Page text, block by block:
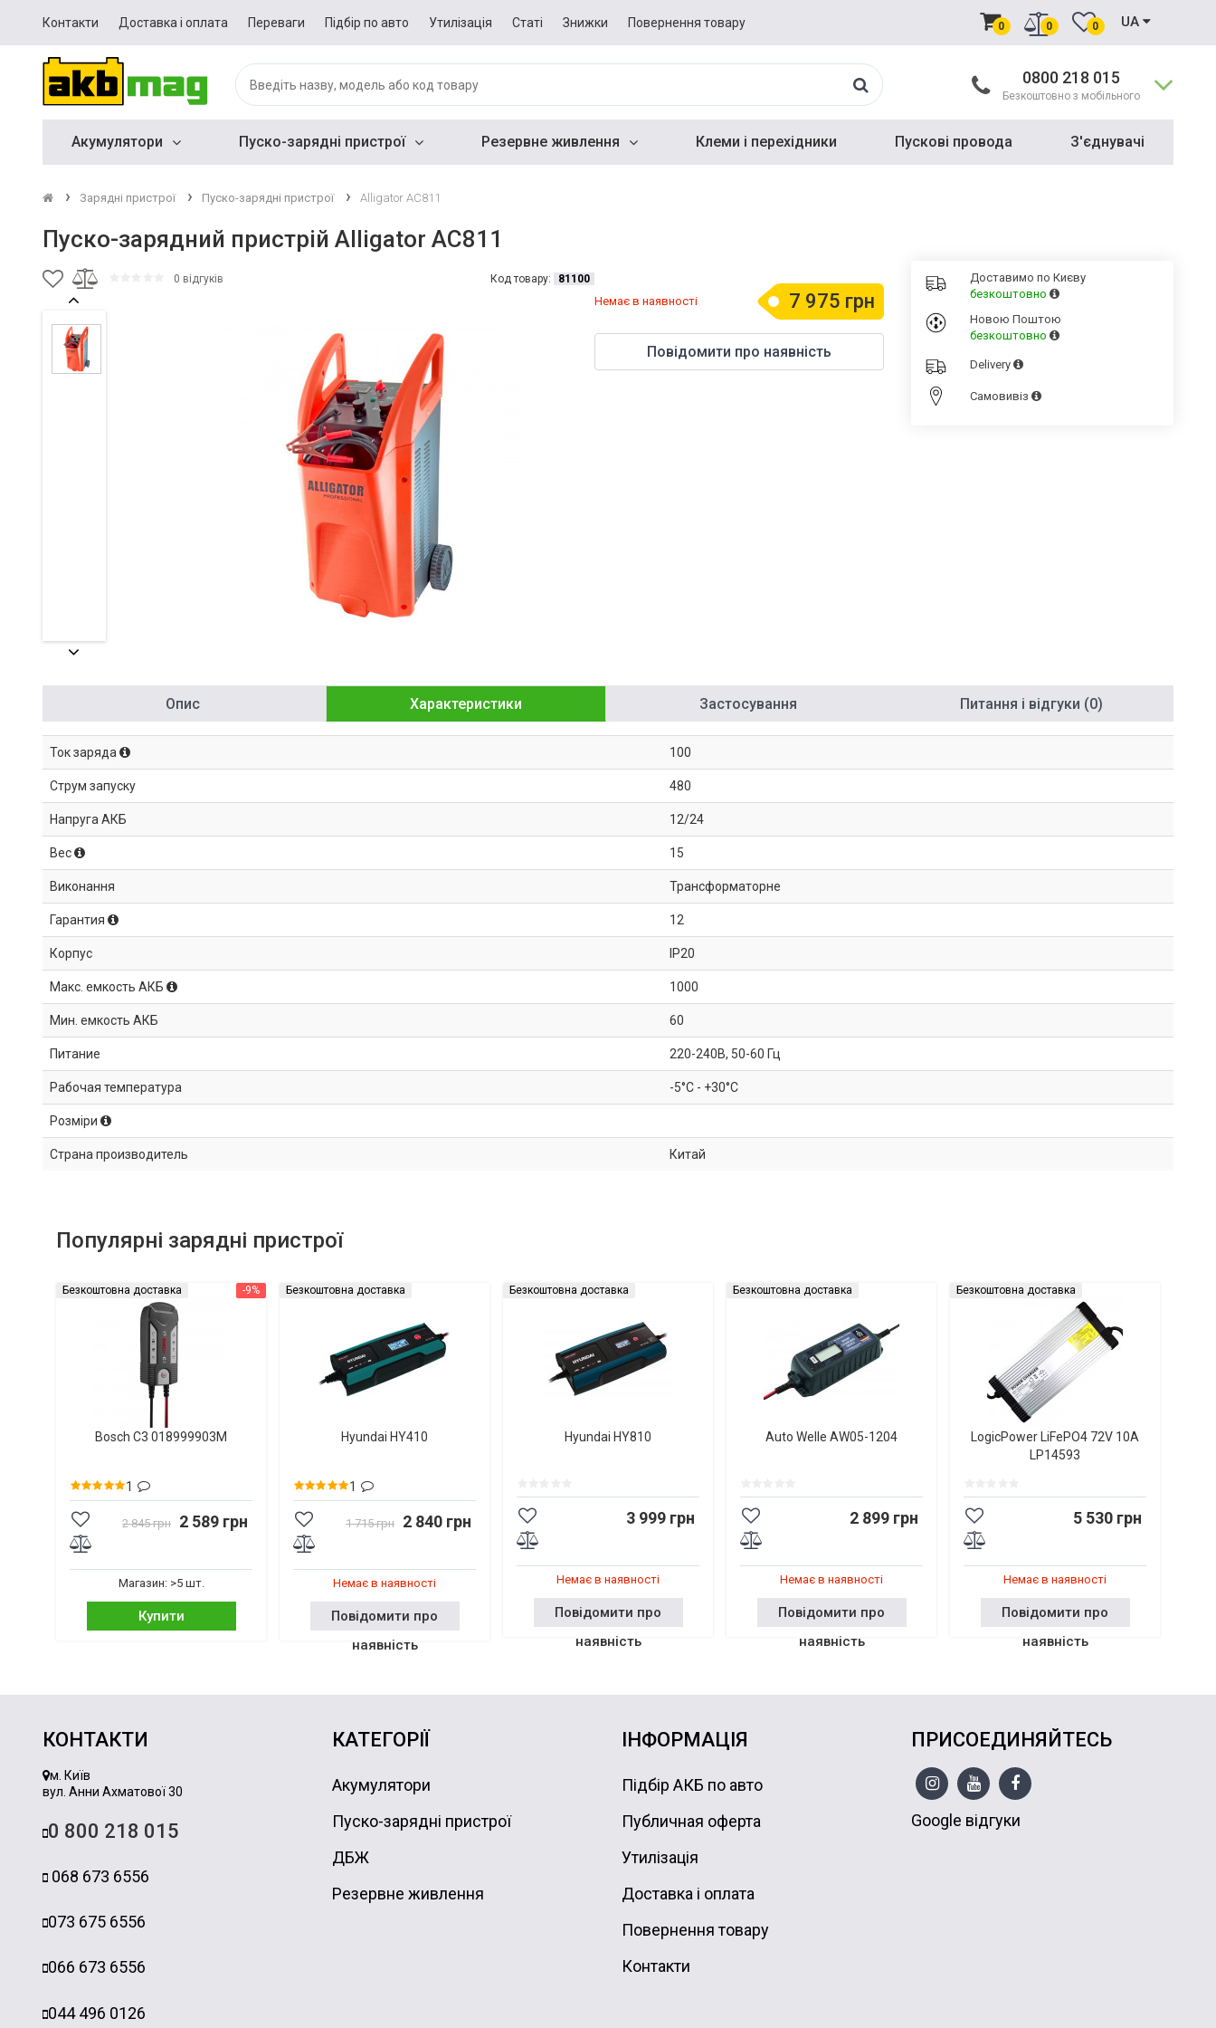
Контакти Доставка і оплата Переваги Підбір по авто Утилізація Статі Знижки Повернення товару 0 0 0 UA
0800 218 015
Безкоштовно з мобільного
Акумулятори Пуско-зарядні пристрої Резервне живлення Клеми і перехідники Пускові провода З'єднувачі
Зарядні пристрої Пуско-зарядні пристрої Alligator AC811
Пуско-зарядний пристрій Alligator AC811
0 відгуків Код товару: 81100
7 975 грн
Немає в наявності
Повідомити про наявність
Доставимо по Києву
безкоштовно
Новою Поштою
безкоштовно
Delivery
Cамовивіз
Опис Характеристики Застосування Питання і відгуки (0)
Ток заряда 100
Струм запуску 480
Напруга АКБ 12/24
Вес 15
Виконання Трансформаторне
Гарантия 12
Корпус IP20
Макс. емкость АКБ 1000
Мин. емкость АКБ 60
Питание 220-240В, 50-60 Гц
Рабочая температура -5°C - +30°C
Розміри
Страна производитель Китай
Популярні зарядні пристрої
-9%
Безкоштовна доставка
Bosch C3 018999903M
1
2 845 грн 2 589 грн
Магазин: >5 шт.
Купити
Безкоштовна доставка
Hyundai HY410
1
1 715 грн 2 840 грн
Немає в наявності
Повідомити про
наявність
Безкоштовна доставка
Hyundai HY810
3 999 грн
Немає в наявності
Повідомити про
наявність
Безкоштовна доставка
Auto Welle AW05-1204
2 899 грн
Немає в наявності
Повідомити про
наявність
Безкоштовна доставка
LogicPower LiFePO4 72V 10A
LP14593
5 530 грн
Немає в наявності
Повідомити про
наявність
КОНТАКТИ
м. Київ
вул. Анни Ахматової 30
0 800 218 015
068 673 6556
073 675 6556
066 673 6556
044 496 0126
КАТЕГОРІЇ
Акумулятори
Пуско-зарядні пристрої
ДБЖ
Резервне живлення
ІНФОРМАЦІЯ
Підбір АКБ по авто
Публичная оферта
Утилізація
Доставка і оплата
Повернення товару
Контакти
ПРИСОЕДИНЯЙТЕСЬ
Google відгуки